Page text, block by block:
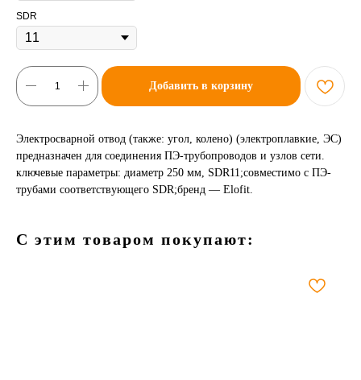
SDR
Добавить в корзину
Электросварной отвод (также: угол, колено) (электроплавкие, ЭС)
предназначен для соединения ПЭ-трубопроводов и узлов сети.
ключевые параметры: диаметр 250 мм, SDR11;совместимо с ПЭ-
трубами соответствующего SDR;бренд — Elofit.
С этим товаром покупают: